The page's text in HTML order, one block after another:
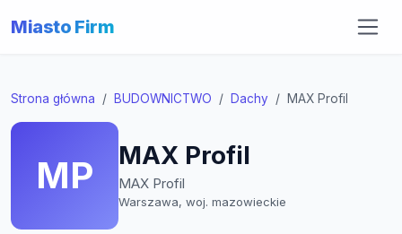
Miasto Firm
Strona główna BUDOWNICTWO Dachy MAX Profil
MP MAX Profil
MAX Profil
Warszawa, woj. mazowieckie